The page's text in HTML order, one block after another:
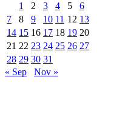
1
2 3 4 5
6
7
8 9 10 11 12 13
14 15 16 17 18 19 20
21 22 23 24 25 26 27
28 29 30 31
« Sep
Nov »